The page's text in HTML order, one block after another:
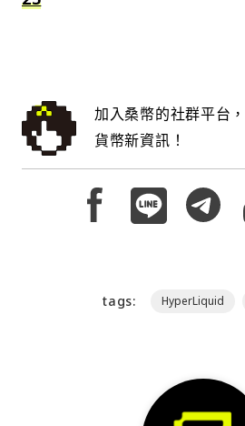
加入桑幣的社群平台
貨幣新資訊！
tags: HyperLiquid